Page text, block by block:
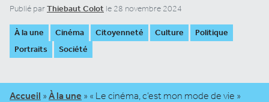
Publié parThiebaut Colot le 28 novembre 2024
À la une Cinéma Citoyenneté Culture
Politique
Portraits
Société
Accueil » À la une » « Le cinéma, c’est mon mode de vie »